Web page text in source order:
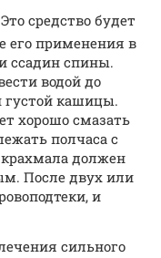
средство будет
его применения в
ссадин спины.
водой до
густой кашицы.
хорошо смазать
полчаса с
должен
После двух или
и
сильного